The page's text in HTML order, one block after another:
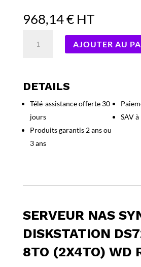
968,14€ HT
Synology
DS723+
8To
(2x4To)
AJOUTER AU
DETAILS
Télé-assistance offerte 30
jours
Produits garantis 2 ans ou
3 ans
SAV
SERVEUR NAS
DISKSTATION
8TO (2X4TO) WD